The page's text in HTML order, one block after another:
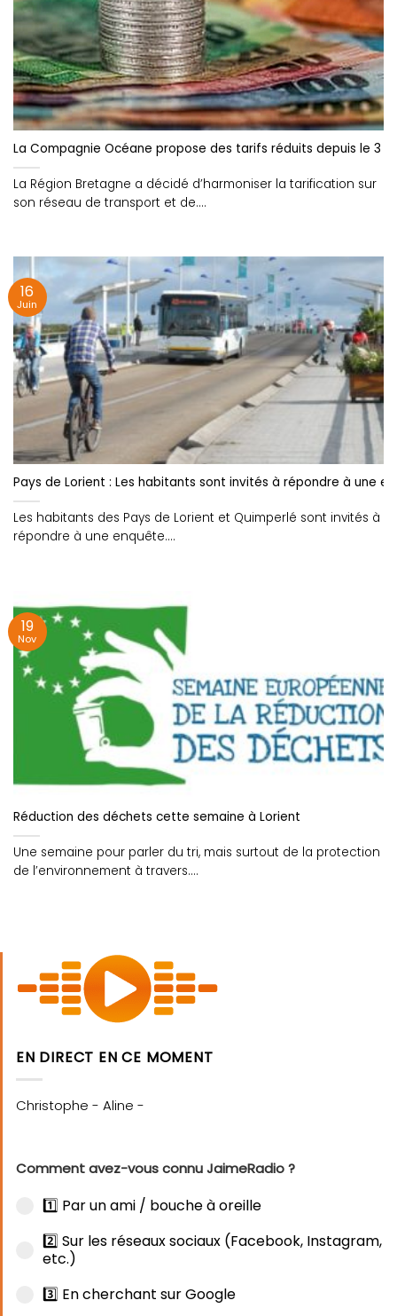
La Compagnie Océane propose des tarifs réduits depuis le 3
La Région Bretagne a décidé d’harmoniser la tarification sur
son réseau de transport et de....
Pays de Lorient : Les habitants sont invités à répondre à une
Les habitants des Pays de Lorient et Quimperlé sont invités à
répondre à une enquête....
16
Juin
Réduction des déchets cette semaine à Lorient
Une semaine pour parler du tri, mais surtout de la protection
de l’environnement à travers....
19
Nov
EN DIRECT EN CE MOMENT
Comment avez-vous connu JaimeRadio ?
1️⃣ Par un ami / bouche à oreille
2️⃣ Sur les réseaux sociaux (Facebook, Instagram,
etc.)
3️⃣ En cherchant sur Google